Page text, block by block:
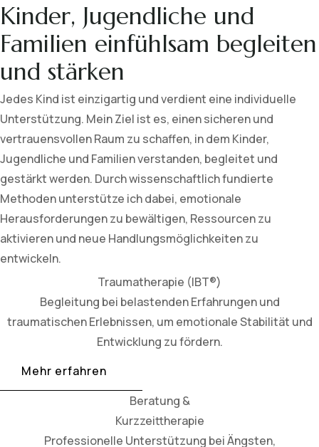
Kinder, Jugendliche und
Familien einfühlsam begleiten
und stärken
Jedes Kind ist einzigartig und verdient eine individuelle
Unterstützung. Mein Ziel ist es, einen sicheren und
vertrauensvollen Raum zu schaffen, in dem Kinder,
Jugendliche und Familien verstanden, begleitet und
gestärkt werden. Durch wissenschaftlich fundierte
Methoden unterstütze ich dabei, emotionale
Herausforderungen zu bewältigen, Ressourcen zu
aktivieren und neue Handlungsmöglichkeiten zu
entwickeln.
Traumatherapie (IBT®)
Begleitung bei belastenden Erfahrungen und
traumatischen Erlebnissen, um emotionale Stabilität und
Entwicklung zu fördern.
Mehr erfahren
Beratung &
Kurzzeittherapie
Professionelle Unterstützung bei Ängsten,